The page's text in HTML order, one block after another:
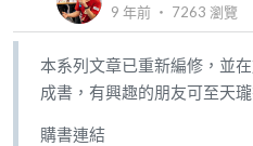
9 年前 ‧ 7263 瀏覽
本系列文章已重新編修，並
成書，有興趣的朋友可至天
購書連結